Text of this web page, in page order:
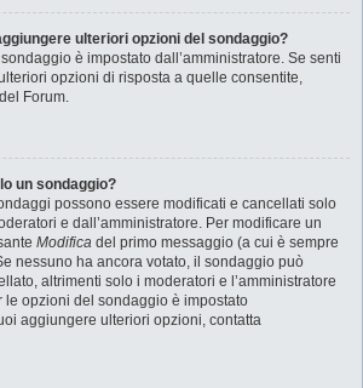
ulteriori opzioni del sondaggio?
è impostato dall’amministratore. Se senti
opzioni di risposta a quelle consentite,
Forum.
un sondaggio?
possono essere modificati e cancellati solo
e dall’amministratore. Per modificare un
Modifica del primo messaggio (a cui è sempre
nessuno ha ancora votato, il sondaggio può
altrimenti solo i moderatori e l’amministratore
le opzioni del sondaggio è impostato
aggiungere ulteriori opzioni, contatta